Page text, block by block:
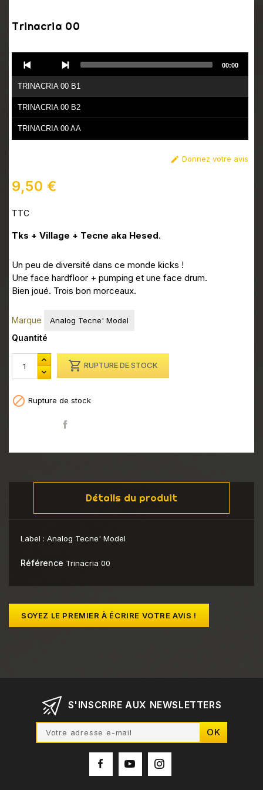
Trinacria 00
Player
TRINACRIA 00 B1
TRINACRIA 00 B2
TRINACRIA 00 AA
00:00
 Donnez votre avis
9,50 €
TTC
Tks + Village + Tecne aka Hesed.
Un peu de diversité dans ce monde kicks !
Une face hardfloor + pumping et une face drum.
Bien joué. Trois bon morceaux.
Marque Analog Tecne' Model
Quantité
 RUPTURE DE STOCK
 Rupture de stock
Détails du produit
Label : Analog Tecne' Model
Référence Trinacria 00
SOYEZ LE PREMIER À ÉCRIRE VOTRE AVIS !
S'INSCRIRE AUX NEWSLETTERS